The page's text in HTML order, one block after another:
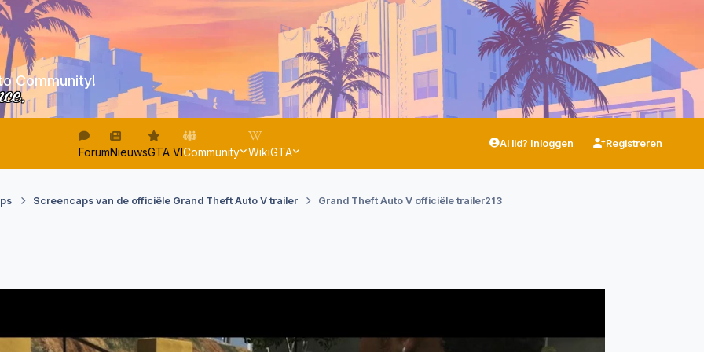
Community!
ForumNieuwsGTA VICommunity WikiGTA
Al lid? Inloggen Registreren
Screencaps van de officiële Grand Theft Auto V trailer Grand Theft Auto V officiële trailer213